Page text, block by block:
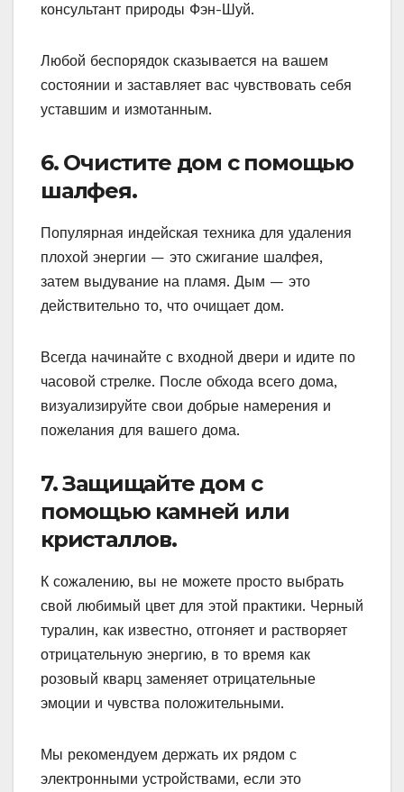
консультант природы Фэн-Шуй.
Любой беспорядок сказывается на вашем
состоянии и заставляет вас чувствовать себя
уставшим и измотанным.
6. Очистите дом с помощью
шалфея.
Популярная индейская техника для удаления
плохой энергии — это сжигание шалфея,
затем выдувание на пламя. Дым — это
действительно то, что очищает дом.
Всегда начинайте с входной двери и идите по
часовой стрелке. После обхода всего дома,
визуализируйте свои добрые намерения и
пожелания для вашего дома.
7. Защищайте дом с
помощью камней или
кристаллов.
К сожалению, вы не можете просто выбрать
свой любимый цвет для этой практики. Черный
туралин, как известно, отгоняет и растворяет
отрицательную энергию, в то время как
розовый кварц заменяет отрицательные
эмоции и чувства положительными.
Мы рекомендуем держать их рядом с
электронными устройствами, если это